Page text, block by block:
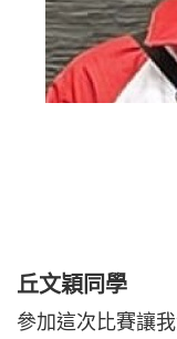
丘文穎同學
參加這次比賽讓